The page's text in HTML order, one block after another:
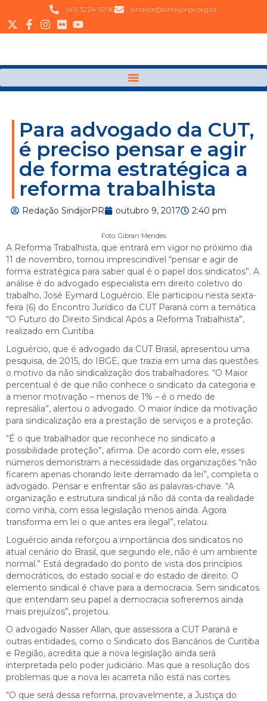
(41) 3224 9296 sindijor@sindijorpr.org.br
Para advogado da CUT,
é preciso pensar e agir
de forma estratégica a
reforma trabalhista
Redação SindijorPR outubro 9, 2017 2:40 pm
Foto: Gibran Mendes
A Reforma Trabalhista, que entrará em vigor no próximo dia
11 de novembro, tornou imprescindível “pensar e agir de
forma estratégica para saber qual é o papel dos sindicatos”. A
análise é do advogado especialista em direito coletivo do
trabalho, José Eymard Loguércio. Ele participou nesta sexta-
feira (6) do Encontro Jurídico da CUT Paraná com a temática
“O Futuro do Direito Sindical Após a Reforma Trabalhista”,
realizado em Curitiba.
Loguércio, que é advogado da CUT Brasil, apresentou uma
pesquisa, de 2015, do IBGE, que trazia em uma das questões
o motivo da não sindicalização dos trabalhadores. “O Maior
percentual é de que não conhece o sindicato da categoria e
a menor motivação – menos de 1% – é o medo de
represália”, alertou o advogado. O maior índice da motivação
para sindicalização era a prestação de serviços e a proteção.
“É o que trabalhador que reconhece no sindicato a
possibilidade proteção”, afirma. De acordo com ele, esses
números demonstram a necessidade das organizações “não
ficarem apenas chorando leite derramado da lei”, completa o
advogado. Pensar e enfrentar são as palavras-chave. “A
organização e estrutura sindical já não dá conta da realidade
como vinha, com essa legislação menos ainda. Agora
transforma em lei o que antes era ilegal”, relatou.
Loguércio ainda reforçou a importância dos sindicatos no
atual cenário do Brasil, que segundo ele, não é um ambiente
normal.” Está degradado do ponto de vista dos princípios
democráticos, do estado social e do estado de direito. O
elemento sindical é chave para a democracia. Sem sindicatos
que entendam seu papel a democracia sofreremos ainda
mais prejuízos”, projetou.
O advogado Nasser Allan, que assessora a CUT Paraná e
outras entidades, como o Sindicato dos Bancários de Curitiba
e Região, acredita que a nova legislação ainda será
interpretada pelo poder judiciário. Mas que a resolução dos
problemas que a nova lei acarreta não está nas cortes.
“O que será dessa reforma, provavelmente, a Justiça do